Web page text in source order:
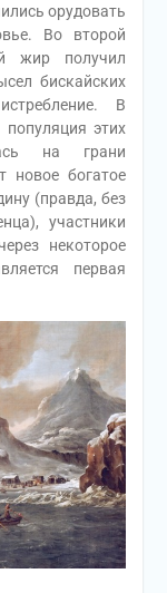
орудовать
Во второй
жир получил
бискайских
В
популяция этих
на грани
новое богатое
(правда, без
участники
некоторое
первая